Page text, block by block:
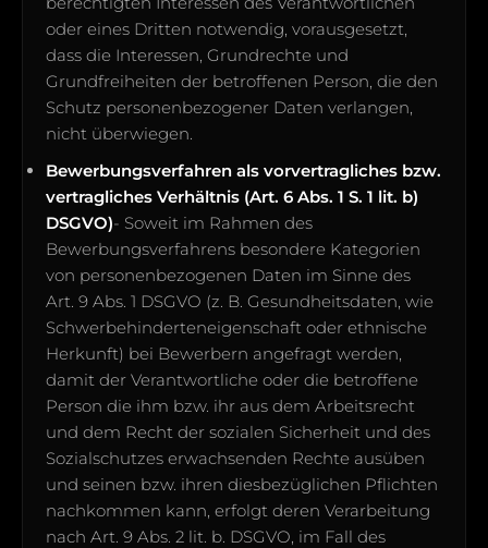
oder eines Dritten notwendig, vorausgesetzt,
dass die Interessen, Grundrechte und
Grundfreiheiten der betroffenen Person, die den
Schutz personenbezogener Daten verlangen,
nicht überwiegen.
Bewerbungsverfahren als vorvertragliches bzw.
vertragliches Verhältnis (Art. 6 Abs. 1 S. 1 lit. b)
DSGVO)- Soweit im Rahmen des
Bewerbungsverfahrens besondere Kategorien
von personenbezogenen Daten im Sinne des
Art. 9 Abs. 1 DSGVO (z. B. Gesundheitsdaten, wie
Schwerbehinderteneigenschaft oder ethnische
Herkunft) bei Bewerbern angefragt werden,
damit der Verantwortliche oder die betroffene
Person die ihm bzw. ihr aus dem Arbeitsrecht
und dem Recht der sozialen Sicherheit und des
Sozialschutzes erwachsenden Rechte ausüben
und seinen bzw. ihren diesbezüglichen Pflichten
nachkommen kann, erfolgt deren Verarbeitung
nach Art. 9 Abs. 2 lit. b. DSGVO, im Fall des